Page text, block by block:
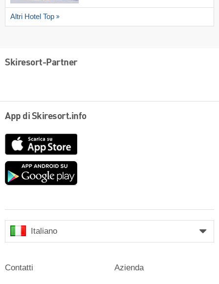
Altri Hotel Top
Skiresort-Partner
App di Skiresort.info
Google
Italiano
Contatti Azienda